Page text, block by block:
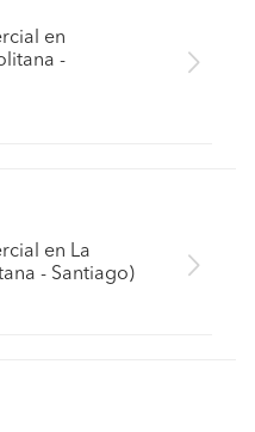
en
-
en La
- Santiago)